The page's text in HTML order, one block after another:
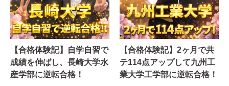
【合格体験記】自学自習で
成績を伸ばし、長崎大学水
産学部に逆転合格！
【合格体験記】2ヶ月で共
テ114点アップして九州工
業大学工学部に逆転合格！